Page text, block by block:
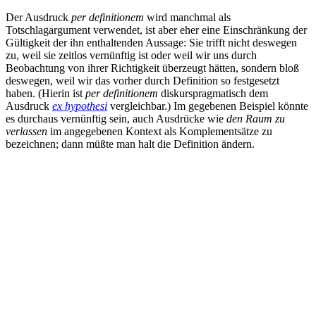
Der Ausdruck per definitionem wird manchmal als
Totschlagargument verwendet, ist aber eher eine Einschränkung der
Gültigkeit der ihn enthaltenden Aussage: Sie trifft nicht deswegen
zu, weil sie zeitlos vernünftig ist oder weil wir uns durch
Beobachtung von ihrer Richtigkeit überzeugt hätten, sondern bloß
deswegen, weil wir das vorher durch Definition so festgesetzt
haben. (Hierin ist per definitionem diskurspragmatisch dem
Ausdruck ex hypothesi vergleichbar.) Im gegebenen Beispiel könnte
es durchaus vernünftig sein, auch Ausdrücke wie den Raum zu
verlassen im angegebenen Kontext als Komplementsätze zu
bezeichnen; dann müßte man halt die Definition ändern.